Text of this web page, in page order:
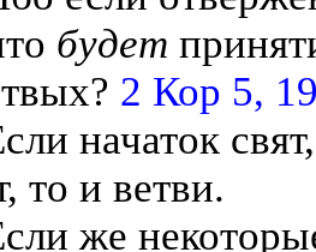
будет
2 Кор 5,
начаток
то и ветви.
же